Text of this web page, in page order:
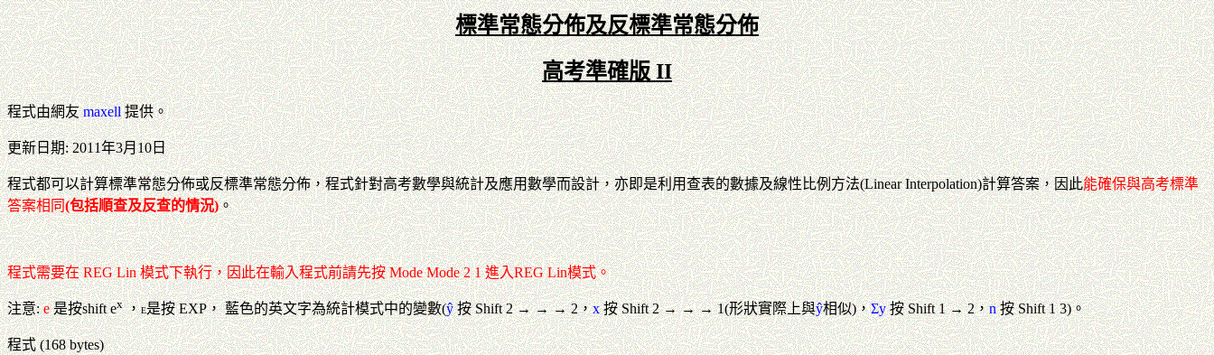
標準常態分佈及反標準常態分佈
高考準確版 II
程式由網友maxell提供。
更新日期: 2011年3月10日
程式都可以計算標準常態分佈或反標準常態分佈，程式針對高考數學與統計及應用數學而設計，亦即是利用查表的數據及線性比例方法(Linear Interpolation)計算答案，因此能確保與高考標準
答案相同(包括順查及反查的情況)。
程式需要在 REG Lin 模式下執行，因此在輸入程式前請先按 Mode Mode 2 1 進入REG Lin模式。
注意:e是按shift ex，E是按 EXP， 藍色的英文字為統計模式中的變數(ŷ 按 Shift 2 → → → 2，x按 Shift 2 → → → 1(形狀實際上與ŷ相似)，Σy按 Shift 1 → 2，n按 Shift 1 3)。
程式 (168 bytes)